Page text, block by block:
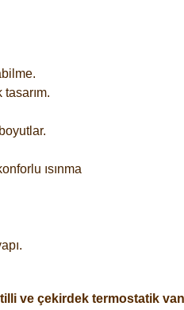
ısınma
ve çekirdek termostatik